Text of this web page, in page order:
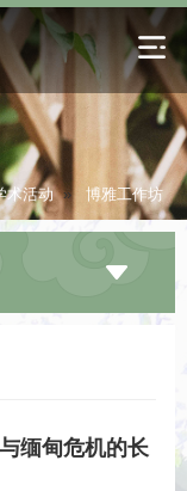
术活动 » 博雅工作坊
缅甸危机的长